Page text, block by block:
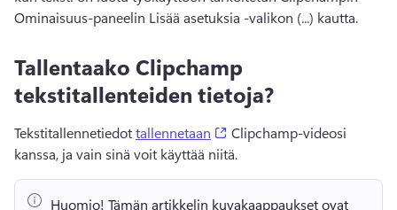
Ominaisuus-paneelin Lisää asetuksia -valikon (...) kautta.
Tallentaako Clipchamp
tekstitallenteiden tietoja?
Tekstitallennetiedot tallennetaan (opens in a new tab)
Clipchamp-videosi
kanssa, ja vain sinä voit käyttää niitä.
Huomio! Tämän artikkelin kuvakaappaukset ovat